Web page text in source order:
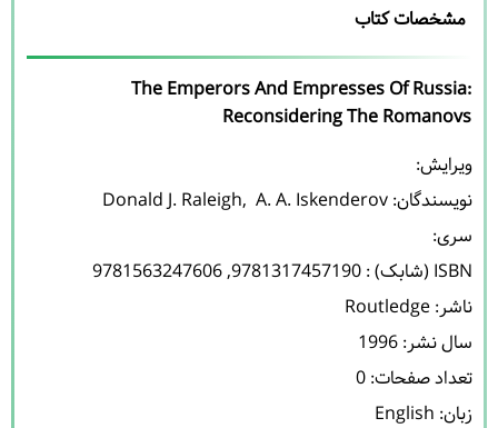
مشخصات کتاب
The Emperors And Empresses Of Russia:
Reconsidering The Romanovs
نویسندگان:
Donald J. Raleigh, A. A. Iskenderov